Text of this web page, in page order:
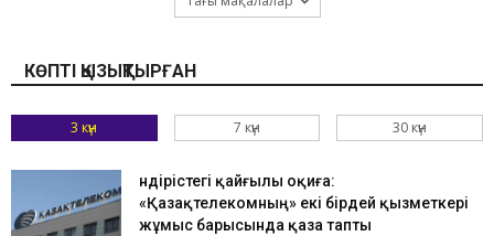
КӨПТІ ҚЫЗЫҚТЫРҒАН
3 күн 7 күн 30 күн
Өндірістегі қайғылы оқиға:
«Қазақтелекомның» екі бірдей қызметкері
жұмыс барысында қаза тапты